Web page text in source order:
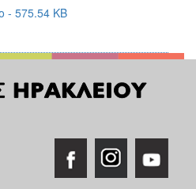
- 575.54 KB